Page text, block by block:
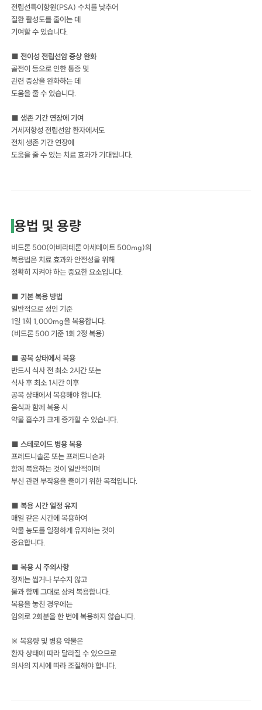
전립선특이항원(PSA) 수치를 낮추어
질환 활성도를 줄이는 데
기여할 수 있습니다.
■ 전이성 전립선암 증상 완화
골전이 등으로 인한 통증 및
관련 증상을 완화하는 데
도움을 줄 수 있습니다.
■ 생존 기간 연장에 기여
거세저항성 전립선암 환자에서도
전체 생존 기간 연장에
도움을 줄 수 있는 치료 효과가 기대됩니다.
용법 및 용량
비드론 500(아비라테론 아세테이트 500mg)의
복용법은 치료 효과와 안전성을 위해
정확히 지켜야 하는 중요한 요소입니다.
■ 기본 복용 방법
일반적으로 성인 기준
1일 1회 1,000mg을 복용합니다.
(비드론 500 기준 1회 2정 복용)
■ 공복 상태에서 복용
반드시 식사 전 최소 2시간 또는
식사 후 최소 1시간 이후
공복 상태에서 복용해야 합니다.
음식과 함께 복용 시
약물 흡수가 크게 증가할 수 있습니다.
■ 스테로이드 병용 복용
프레드니솔론 또는 프레드니손과
함께 복용하는 것이 일반적이며
부신 관련 부작용을 줄이기 위한 목적입니다.
■ 복용 시간 일정 유지
매일 같은 시간에 복용하여
약물 농도를 일정하게 유지하는 것이
중요합니다.
■ 복용 시 주의사항
정제는 씹거나 부수지 않고
물과 함께 그대로 삼켜 복용합니다.
복용을 놓친 경우에는
임의로 2회분을 한 번에 복용하지 않습니다.
※ 복용량 및 병용 약물은
환자 상태에 따라 달라질 수 있으므로
의사의 지시에 따라 조절해야 합니다.